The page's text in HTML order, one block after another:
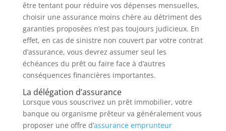
être tentant pour réduire vos dépenses mensuelles,
choisir une assurance moins chère au détriment des
garanties proposées n’est pas toujours judicieux. En
effet, en cas de sinistre non couvert par votre contrat
d’assurance, vous devrez assumer seul les
échéances du prêt ou faire face à d’autres
conséquences financières importantes.
La délégation d’assurance
Lorsque vous souscrivez un prêt immobilier, votre
banque ou organisme prêteur va généralement vous
proposer une offre d’assurance emprunteur